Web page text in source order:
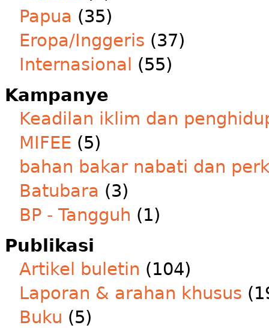
Papua (35)
Eropa/Inggeris (37)
Internasional
(55)
Kampanye
Keadilan iklim dan
MIFEE (5)
bahan bakar nabati dan
Batubara (3)
BP - Tangguh (1)
Publikasi
Artikel buletin (104)
Laporan & arahan khusus
Buku (5)